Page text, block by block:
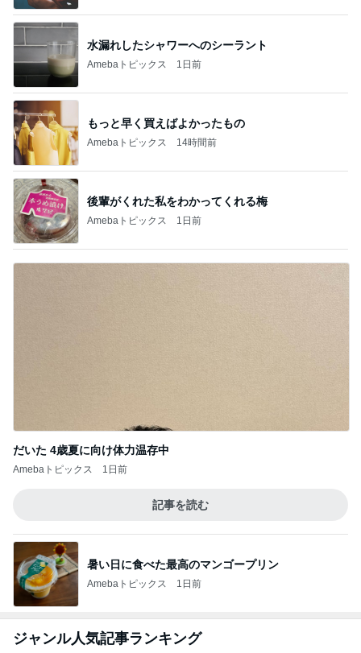
水漏れしたシャワーへのシーラント
Amebaトピックス 1日前
もっと早く買えばよかったもの
Amebaトピックス 14時間前
後輩がくれた私をわかってくれる梅
Amebaトピックス 1日前
だいた 4歳夏に向け体力温存中
Amebaトピックス 1日前
記事を読む
暑い日に食べた最高のマンゴープリン
Amebaトピックス 1日前
ジャンル人気記事ランキング